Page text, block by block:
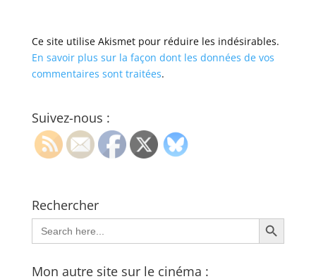
Ce site utilise Akismet pour réduire les indésirables.
En savoir plus sur la façon dont les données de vos
commentaires sont traitées.
Suivez-nous :
Rechercher
Search
for:
Search Button
Mon autre site sur le cinéma :